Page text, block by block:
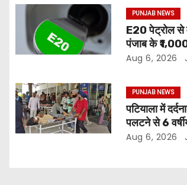
PUNJAB NEWS
E20 पेट्रोल
पंजाब के
बाजार पर असर
Aug 6, 2026
PUNJAB NEWS
पटियाला में
पलटने से 6
घायल
Aug 6, 2026